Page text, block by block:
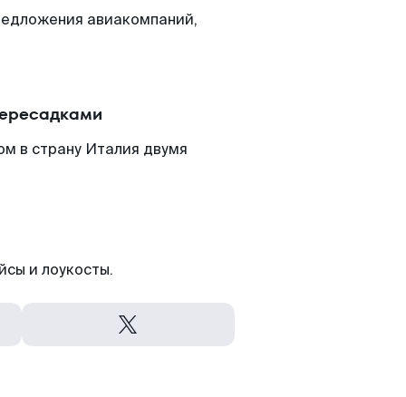
авиакомпаний,
в страну Италия двумя
и лоукосты.